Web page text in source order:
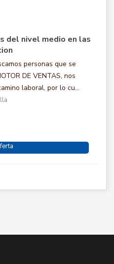
del nivel medio en las
personas que se
DE VENTAS, nos
laboral, por lo cu...